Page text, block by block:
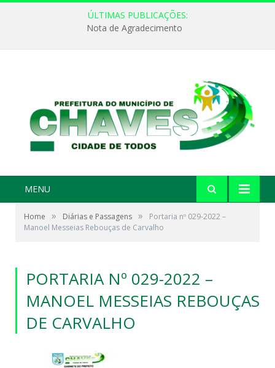
ÚLTIMAS PUBLICAÇÕES:
Nota de Agradecimento
MENU
Home » Diárias e Passagens »
Portaria nº 029-2022 –
Manoel Messeias Rebouças de Carvalho
PORTARIA Nº 029-2022 –
MANOEL MESSEIAS REBOUÇAS
DE CARVALHO